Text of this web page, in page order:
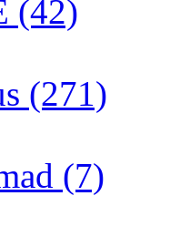
(42)
(271)
(7)